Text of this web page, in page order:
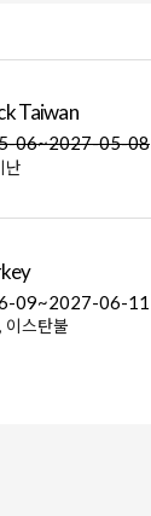
Taiwan
06~2027-05-08
난
09~2027-06-11
이스탄불